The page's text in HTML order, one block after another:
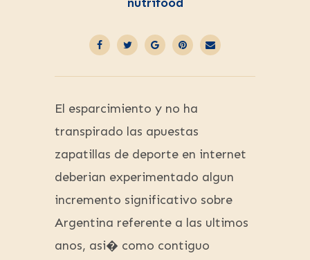
nutrifood
El esparcimiento y no ha
transpirado las apuestas
zapatillas de deporte en internet
deberian experimentado algun
incremento significativo sobre
Argentina referente a las ultimos
anos, asi� como contiguo